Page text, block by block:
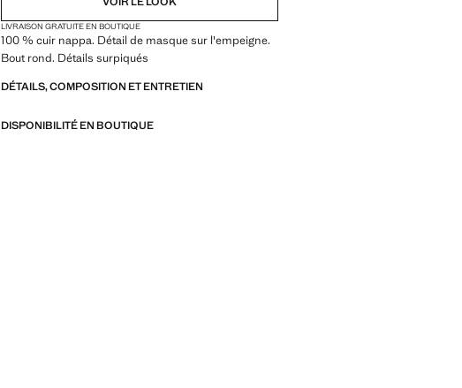
LIVRAISON GRATUITE EN BOUTIQUE
100 % cuir nappa. Détail de masque sur l'empeigne.
Bout rond. Détails surpiqués
DÉTAILS, COMPOSITION ET ENTRETIEN
DISPONIBILITÉ EN BOUTIQUE